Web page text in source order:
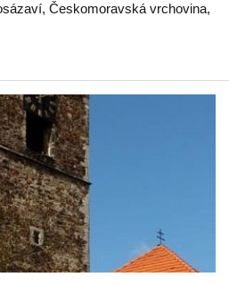
, Českomoravská vrchovina,